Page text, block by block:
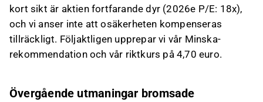
Detta innehåll är skapat av AI. Du kan lämna feedback
om det på Inderesforum.
kort sikt är aktien fortfarande dyr (2026e P/E: 18x),
och vi anser inte att osäkerheten kompenseras
tillräckligt. Följaktligen upprepar vi vår Minska-
rekommendation och vår riktkurs på 4,70 euro.
Övergående utmaningar bromsade